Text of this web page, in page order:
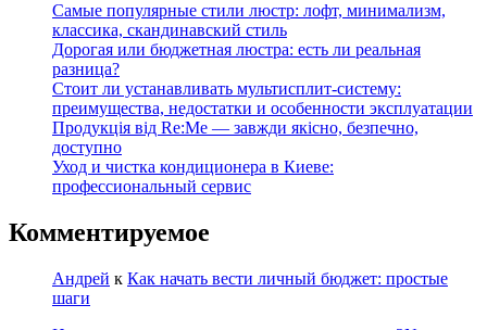
Самые популярные стили люстр: лофт, минимализм,
классика, скандинавский стиль
Дорогая или бюджетная люстра: есть ли реальная
разница?
Стоит ли устанавливать мультисплит-систему:
преимущества, недостатки и особенности эксплуатации
Продукція від Re:Me — завжди якісно, безпечно,
доступно
Уход и чистка кондиционера в Киеве:
профессиональный сервис
Комментируемое
Андрей к Как начать вести личный бюджет: простые
шаги